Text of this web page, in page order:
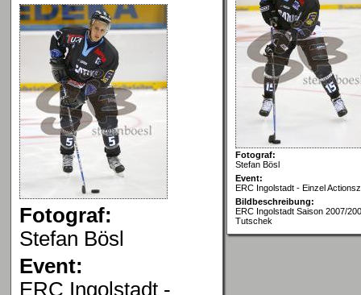
Fotograf:
Stefan Bösl
Event:
ERC Ingolstadt -
Fotograf:
Stefan Bösl
Event:
ERC Ingolstadt - Einzel
Bildbeschreibung:
ERC Ingolstadt Saison 2007/
Tutschek